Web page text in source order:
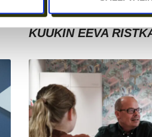
MERKITSEE
KUUKIN EEVA